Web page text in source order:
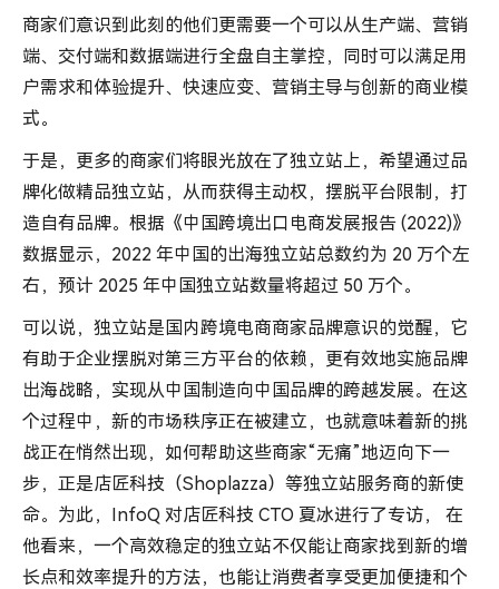
商家们意识到此刻的他们更需要一个可以从生产端、营销
端、交付端和数据端进行全盘自主掌控，同时可以满足用
户需求和体验提升、快速应变、营销主导与创新的商业模
式。
于是，更多的商家们将眼光放在了独立站上，希望通过品
牌化做精品独立站，从而获得主动权，摆脱平台限制，打
造自有品牌。根据《中国跨境出口电商发展报告 (2022)》
数据显示，2022 年中国的出海独立站总数约为 20 万个左
右，预计 2025 年中国独立站数量将超过 50 万个。
可以说，独立站是国内跨境电商商家品牌意识的觉醒，它
有助于企业摆脱对第三方平台的依赖，更有效地实施品牌
出海战略，实现从中国制造向中国品牌的跨越发展。在这
个过程中，新的市场秩序正在被建立，也就意味着新的挑
战正在悄然出现，如何帮助这些商家“无痛”地迈向下一
步，正是店匠科技（Shoplazza）等独立站服务商的新使
命。为此，InfoQ 对店匠科技 CTO 夏冰进行了专访， 在
他看来，一个高效稳定的独立站不仅能让商家找到新的增
长点和效率提升的方法，也能让消费者享受更加便捷和个